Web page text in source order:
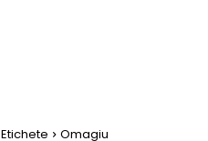
Etichete Omagiu